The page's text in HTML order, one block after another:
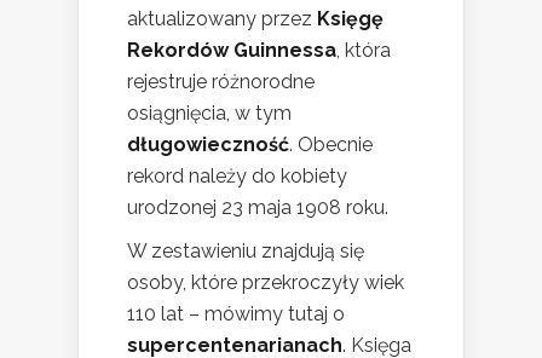
aktualizowany przez Księgę
Rekordów Guinnessa , która
rejestruje różnorodne
osiągnięcia, w tym
długowieczność. Obecnie
rekord należy do kobiety
urodzonej 23 maja 1908 roku.
W zestawieniu znajdują się
osoby, które przekroczyły wiek
110 lat – mówimy tutaj o
supercentenarianach. Księga